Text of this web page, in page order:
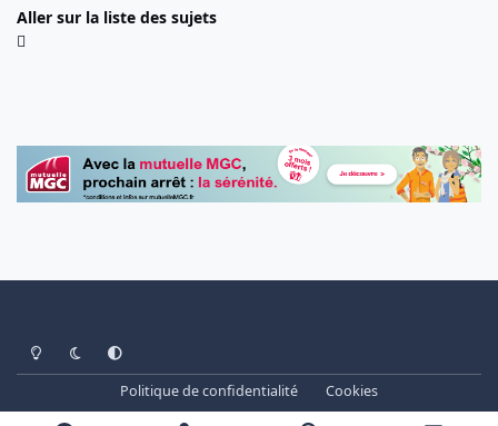
Aller sur la liste des sujets
Light ModeDark ModeSystem Preference
Politique de confidentialité
Cookies
www.cheminots.net - Forum Libre depuis 2003